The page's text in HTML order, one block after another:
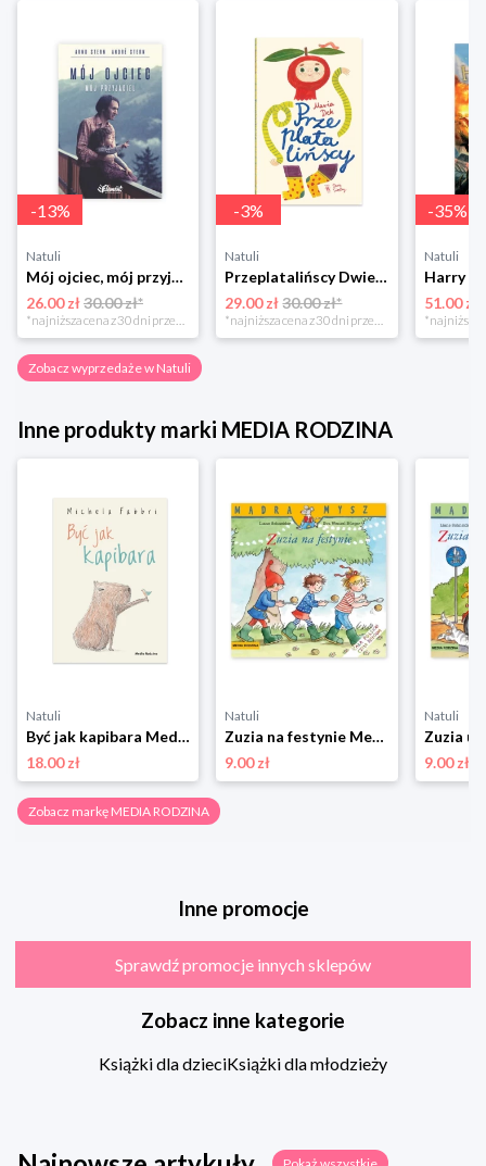
-13%
Natuli
Mój ojciec, mój przyjaciel Element
26.00 zł30.00 zł*
*najniższa cena z 30 dni przed obniżką
-3%
Natuli
Przeplatalińscy Dwie siostry
29.00 zł 30.00 zł*
*najniższa cena z 30 dni przed obniżką
-35%
Natuli
51.00 zł
Zobacz wyprzedaże w Natuli
Inne produkty marki MEDIA RODZINA
Natuli
Być jak kapibara Media rodzina
18.00 zł
Natuli
Zuzia na festynie Media rodzina
9.00 zł
Natuli
9.00 zł
Zobacz markę MEDIA RODZINA
Inne promocje
Sprawdź promocje innych sklepów
Zobacz inne kategorie
Książki dla dzieciKsiążki dla młodzieży
Pokaż wszystkie